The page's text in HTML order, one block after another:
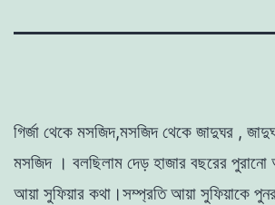
গির্জা থেকে মসজিদ,মসজিদ থেকে জাদুঘর ,
মসজিদ । বলছিলাম দেড় হাজার বছরের
আয়া সুফিয়ার কথা।সম্প্রতি আয়া সুফিয়াকে